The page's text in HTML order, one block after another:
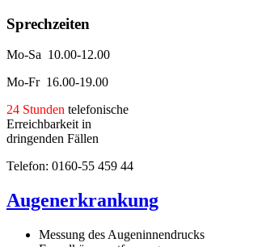
Sprechzeiten
Mo-Sa 10.00-12.00
Mo-Fr 16.00-19.00
24 Stunden telefonische
Erreichbarkeit in
dringenden Fällen
Telefon: 0160-55 459 44
Augenerkrankung
Messung des Augeninnendrucks